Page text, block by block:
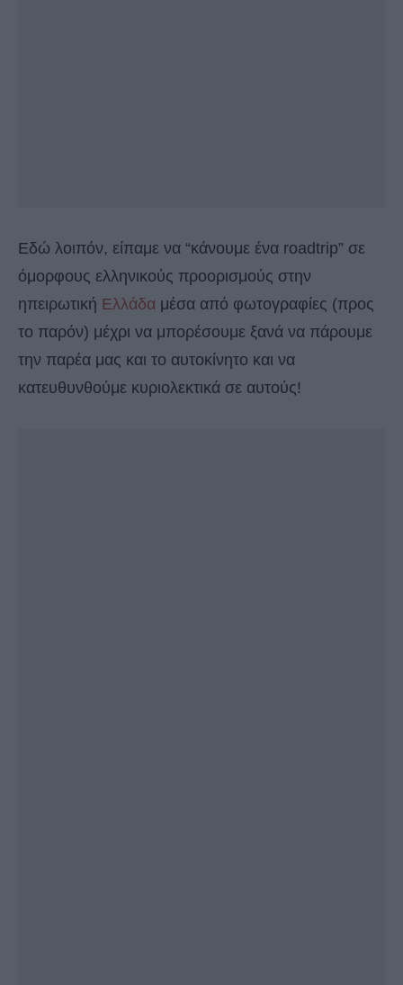
Εδώ λοιπόν, είπαμε να “κάνουμε ένα roadtrip” σε
όμορφους ελληνικούς προορισμούς στην
ηπειρωτική Ελλάδα μέσα από φωτογραφίες (προς
το παρόν) μέχρι να μπορέσουμε ξανά να πάρουμε
την παρέα μας και το αυτοκίνητο και να
κατευθυνθούμε κυριολεκτικά σε αυτούς!